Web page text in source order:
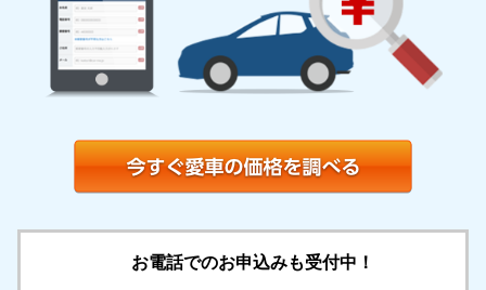
お電話でのお申込みも受付中！